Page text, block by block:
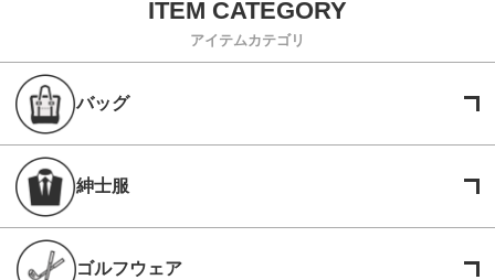
アイテムカテゴリ
バッグ
紳士服
ゴルフウェア